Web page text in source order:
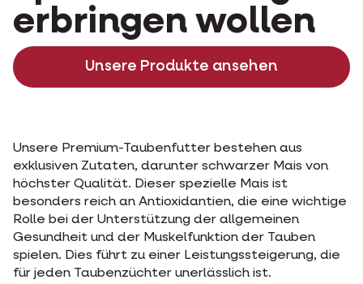
erbringen wollen
Unsere Produkte ansehen
Unsere Premium-Taubenfutter bestehen aus
exklusiven Zutaten, darunter schwarzer Mais von
höchster Qualität. Dieser spezielle Mais ist
besonders reich an Antioxidantien, die eine wichtige
Rolle bei der Unterstützung der allgemeinen
Gesundheit und der Muskelfunktion der Tauben
spielen. Dies führt zu einer Leistungssteigerung, die
für jeden Taubenzüchter unerlässlich ist.